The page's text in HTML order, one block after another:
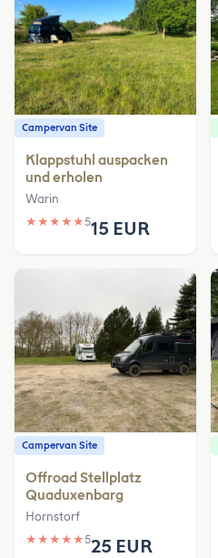
Campervan Site
Klappstuhl auspacken
und erholen
Warin
★ ★ ★ ★ ★515 EUR
Campervan Site
Offroad Stellplatz
Quaduxenbarg
Hornstorf
★ ★ ★ ★ ★525 EUR